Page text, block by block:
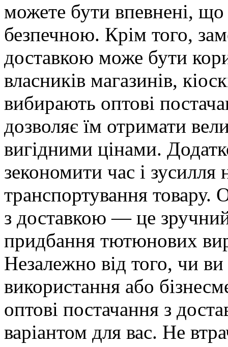
можете бути впевнені,
безпечною. Крім того,
доставкою може бути
власників магазинів,
вибирають оптові
дозволяє їм отримати
вигідними цінами.
зекономити час і
транспортування товару.
з доставкою — це
придбання тютюнових
Незалежно від того, чи
використання або
оптові постачання з
варіантом для вас. Не